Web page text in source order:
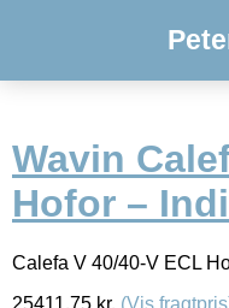
Wavin
Hofor –
Calefa V 40/40-V ECL
25411.75 kr. (Vis